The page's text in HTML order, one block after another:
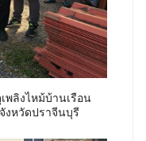
พลิงไหม้บ้านเรือน
งหวัดปราจีนบุรี